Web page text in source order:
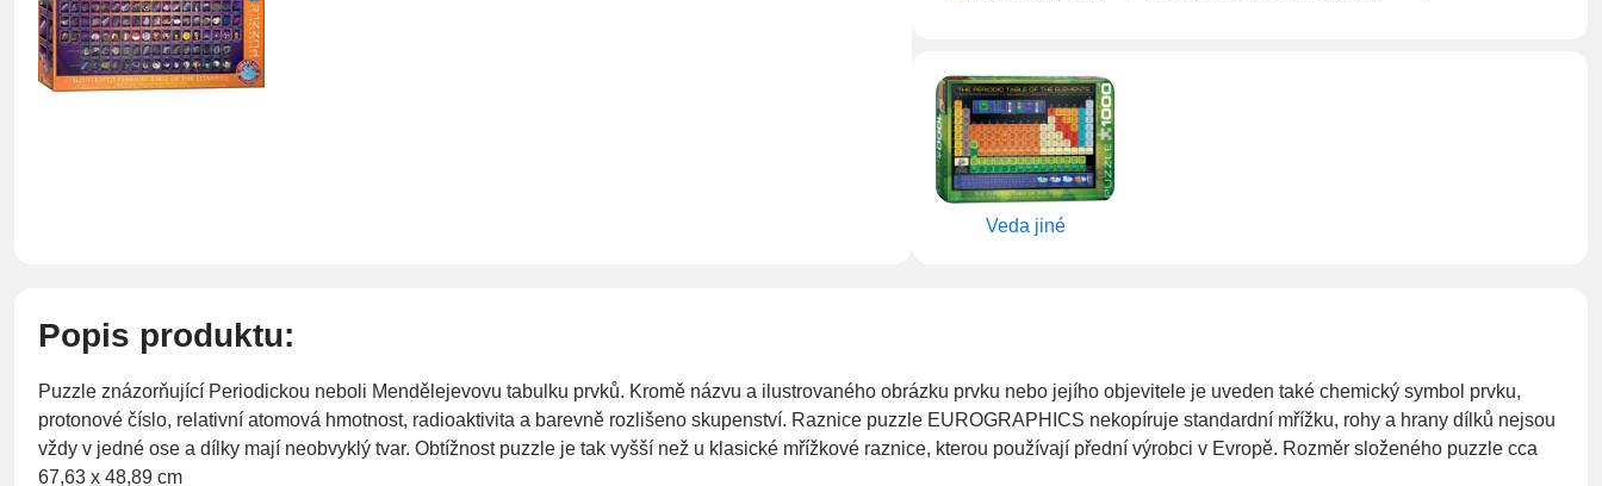
Veda jiné
Popis produktu:
Puzzle znázorňující Periodickou neboli Mendělejevovu tabulku prvků. Kromě názvu a ilustrovaného obrázku prvku nebo jejího objevitele je uveden také chemický symbol prvku,
protonové číslo, relativní atomová hmotnost, radioaktivita a barevně rozlišeno skupenství. Raznice puzzle EUROGRAPHICS nekopíruje standardní mřížku, rohy a hrany dílků nejsou
vždy v jedné ose a dílky mají neobvyklý tvar. Obtížnost puzzle je tak vyšší než u klasické mřížkové raznice, kterou používají přední výrobci v Evropě. Rozměr složeného puzzle cca
67,63 x 48,89 cm